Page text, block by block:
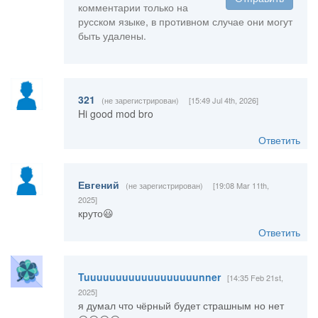
комментарии только на
русском языке, в противном случае они могут
быть удалены.
321 (не зарегистрирован) [15:49 Jul 4th, 2026]
Hi good mod bro
Ответить
Евгений (не зарегистрирован)
[19:08 Mar 11th,
2025]
круто😃
Ответить
Tuuuuuuuuuuuuuuuuuunner [14:35 Feb 21st,
2025]
я думал что чёрный будет страшным но нет